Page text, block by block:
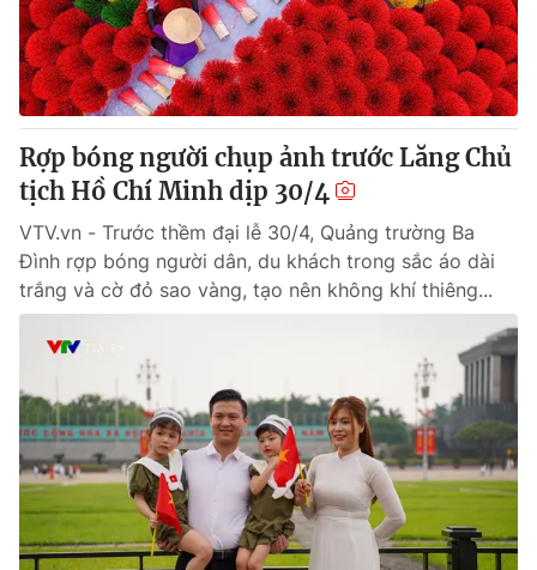
Rợp bóng người chụp ảnh trước Lăng Chủ
tịch Hồ Chí Minh dịp 30/4
VTV.vn - Trước thềm đại lễ 30/4, Quảng trường Ba
Đình rợp bóng người dân, du khách trong sắc áo dài
trắng và cờ đỏ sao vàng, tạo nên không khí thiêng...